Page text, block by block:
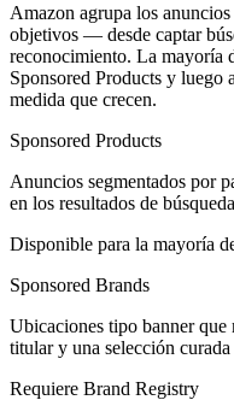
Amazon agrupa los
objetivos — desde captar
reconocimiento. La mayoría
Sponsored Products y luego
medida que crecen.
Sponsored Products
Anuncios segmentados por
en los resultados de
Disponible para la mayoría
Sponsored Brands
Ubicaciones tipo banner que
titular y una selección
Requiere Brand Registry